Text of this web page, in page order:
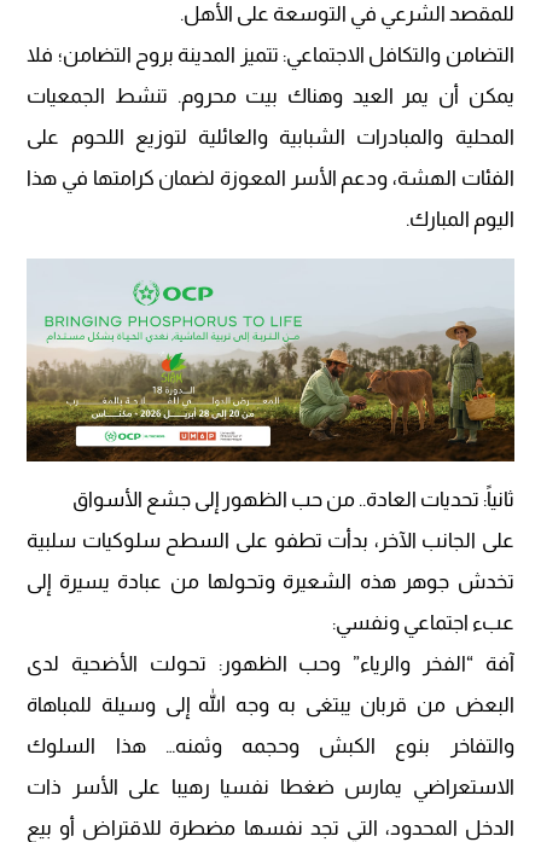
للمقصد الشرعي في التوسعة على الأهل.
​التضامن والتكافل الاجتماعي: تتميز المدينة بروح التضامن؛ فلا
يمكن أن يمر العيد وهناك بيت محروم. تنشط الجمعيات
المحلية والمبادرات الشبابية والعائلية لتوزيع اللحوم على
الفئات الهشة، ودعم الأسر المعوزة لضمان كرامتها في هذا
اليوم المبارك.
​ثانياً: تحديات العادة.. من حب الظهور إلى جشع الأسواق
​على الجانب الآخر، بدأت تطفو على السطح سلوكيات سلبية
تخدش جوهر هذه الشعيرة وتحولها من عبادة يسيرة إلى
عبء اجتماعي ونفسي:
​آفة “الفخر والرياء” وحب الظهور: تحولت الأضحية لدى
البعض من قربان يبتغى به وجه الله إلى وسيلة للمباهاة
والتفاخر بنوع الكبش وحجمه وثمنه… هذا السلوك
الاستعراضي يمارس ضغطا نفسيا رهيبا على الأسر ذات
الدخل المحدود، التي تجد نفسها مضطرة للاقتراض أو بيع